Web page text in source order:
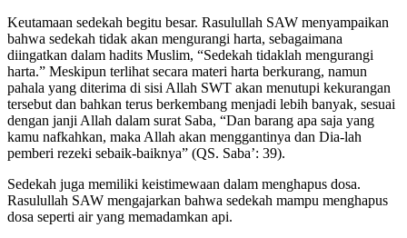
Keutamaan sedekah begitu besar. Rasulullah SAW menyampaikan
bahwa sedekah tidak akan mengurangi harta, sebagaimana
diingatkan dalam hadits Muslim, “Sedekah tidaklah mengurangi
harta.” Meskipun terlihat secara materi harta berkurang, namun
pahala yang diterima di sisi Allah SWT akan menutupi kekurangan
tersebut dan bahkan terus berkembang menjadi lebih banyak, sesuai
dengan janji Allah dalam surat Saba, “Dan barang apa saja yang
kamu nafkahkan, maka Allah akan menggantinya dan Dia-lah
pemberi rezeki sebaik-baiknya” (QS. Saba’: 39).
Sedekah juga memiliki keistimewaan dalam menghapus dosa.
Rasulullah SAW mengajarkan bahwa sedekah mampu menghapus
dosa seperti air yang memadamkan api.